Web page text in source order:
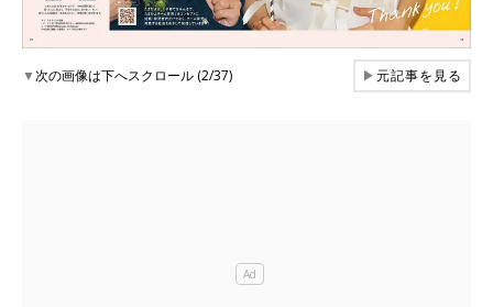
▼次の画像は下へスクロール (2/37) ▶元記事を見る